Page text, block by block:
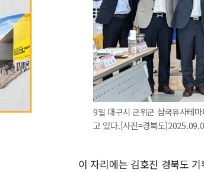
9일 대구시 군위군 삼국유사테
고 있다.[사진=경북도
이 자리에는 김호진 경북도